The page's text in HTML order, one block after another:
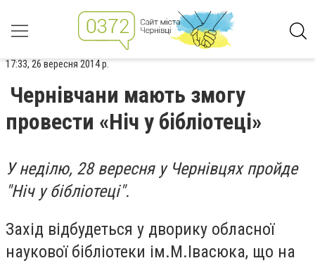
17:33, 26 вересня 2014 р.
Чернівчани мають змогу
провести «Ніч у бібліотеці»
У неділю, 28 вересня у Чернівцях пройде
"Ніч у бібліотеці".
Захід відбудеться у дворику обласної
наукової бібліотеки ім.М.Івасюка, що на